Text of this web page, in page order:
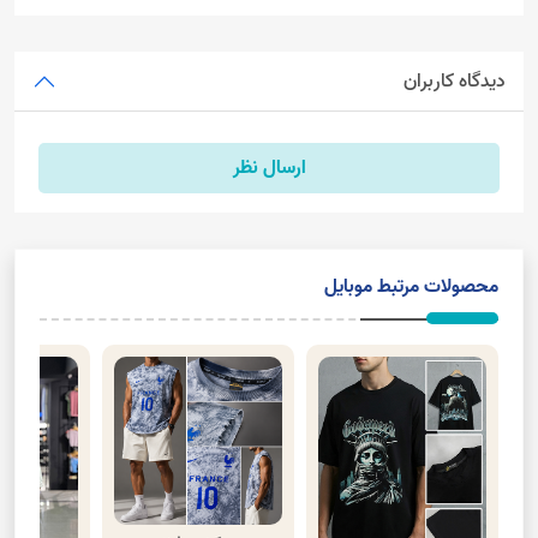
دیدگاه کاربران
ارسال نظر
محصولات مرتبط موبایل